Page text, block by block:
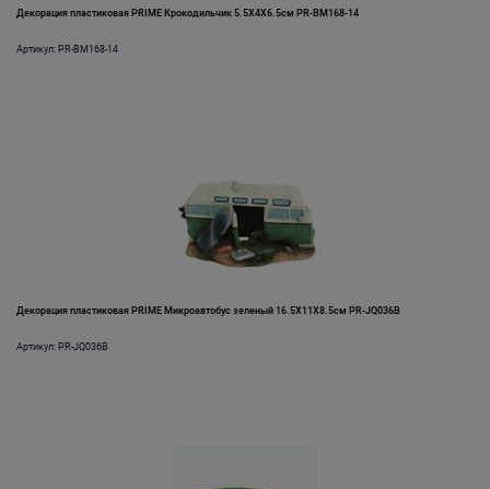
Декорация пластиковая PRIME Крокодильчик 5.5X4X6.5см PR-BM168-14
Артикул: PR-BM168-14
Декорация пластиковая PRIME Микроавтобус зеленый 16.5X11X8.5см PR-JQ036B
Артикул: PR-JQ036B